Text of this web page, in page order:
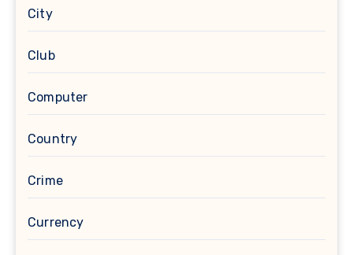
City
Club
Computer
Country
Crime
Currency